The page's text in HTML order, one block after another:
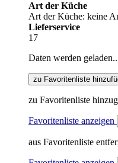
Art der Küche
Art der Küche: keine
Lieferservice
17
Daten werden
zu Favoritenliste
zu Favoritenliste
Favoritenliste anzeigen
aus Favoritenliste